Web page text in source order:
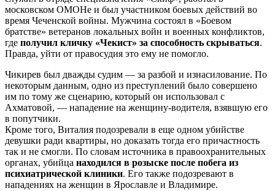
московском ОМОНе и был участником боевых действий во
время Чеченской войны. Мужчина состоял в «Боевом
братстве» ветеранов локальных войн и военных конфликтов,
где получил кличку «Чекист» за способность скрываться.
Правда, уйти от правосудия это ему не помогло.
Чикирев был дважды судим — за разбой и изнасилование. По
некоторым данным, одно из преступлений было совершено
им по тому же сценарию, который он использовал с
Ахматовой, — нападение на женщину-водителя, взявшую его
в попутчики.
Кроме того, Виталия подозревали в еще одном убийстве
девушки ради квартиры, но доказать тогда его причастность
так и не смогли. По словам источника в правоохранительных
органах, убийца находился в розыске после побега из
психиатрической клиники. Его также подозревают в
нападениях на женщин в Ярославле и Владимире.